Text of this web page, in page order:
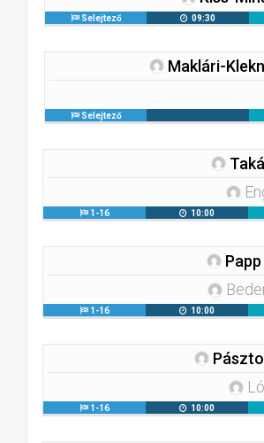
Selejtező 09:30
Maklári-
Selejtező
1-16 10:00
1-16 10:00
1-16 10:00